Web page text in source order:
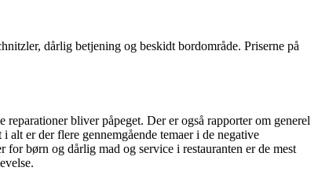
dårlig betjening og beskidt bordområde. Priserne på
bliver påpeget. Der er også rapporter om generel
er der flere gennemgående temaer i de negative
børn og dårlig mad og service i restauranten er de mest